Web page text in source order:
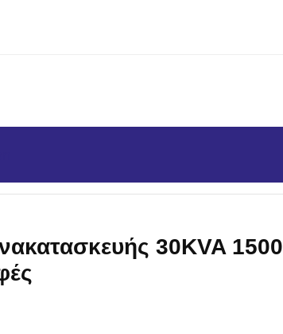
30KVA 1500